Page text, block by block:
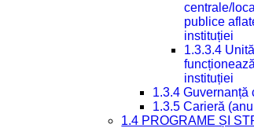
centrale/
publice
instituției
1.3.3.4
instituției
1.3.4 Guvernanță
1.3.5 Carieră
1.4 PROGRAME ȘI